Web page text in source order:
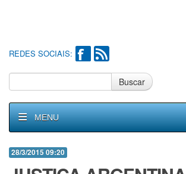
REDES SOCIAIS:
Buscar
MENU
28/3/2015 09:20